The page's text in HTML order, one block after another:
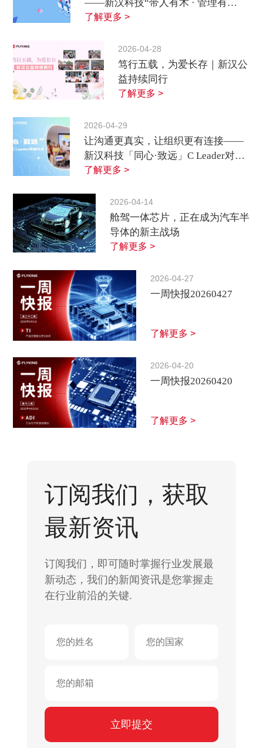
——新汉科技“带人有术 · 管理有
招”实战营回顾
了解更多 >
2026-04-28
笃行五载，为爱长存｜新汉公
益持续同行
了解更多 >
2026-04-29
让沟通更真实，让组织更有连接——
新汉科技「同心·致远」C Leader对话
沙龙回顾
了解更多 >
2026-04-14
舱驾一体芯片，正在成为汽车半
导体的新主战场
了解更多 >
2026-04-27
一周快报20260427
了解更多 >
2026-04-20
一周快报20260420
了解更多 >
订阅我们，获取
最新资讯
订阅我们，即可随时掌握行业发展最
新动态，我们的新闻资讯是您掌握走
在行业前沿的关键.
立即提交